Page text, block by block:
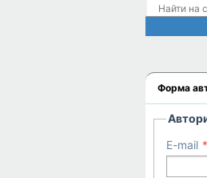
Форма
E-mail